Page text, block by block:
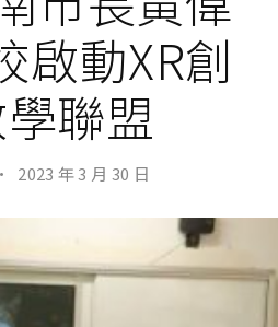
啟動XR創
聯盟
· 2023 年 3 月 30 日